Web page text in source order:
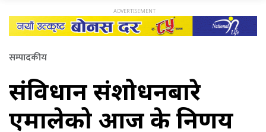
सम्पादकीय
संविधान संशोधनबारे
एमालेको आज के निर्णय